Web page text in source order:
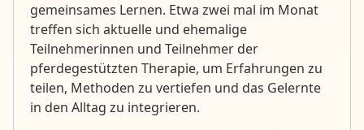
gemeinsames Lernen. Etwa zwei mal im Monat
treffen sich aktuelle und ehemalige
Teilnehmerinnen und Teilnehmer der
pferdegestützten Therapie, um Erfahrungen zu
teilen, Methoden zu vertiefen und das Gelernte
in den Alltag zu integrieren.